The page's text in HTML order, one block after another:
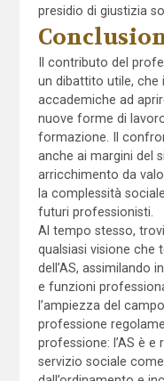
presidio di giustizia
Il contributo del
un dibattito utile, che
accademiche ad
nuove forme di
formazione. Il
anche ai margini del
arricchimento da
la complessità
futuri professionisti.
Al tempo stesso,
qualsiasi visione che
dell’AS, assimilando
e funzioni
l’ampiezza del
professione
professione: l’AS è e
servizio sociale